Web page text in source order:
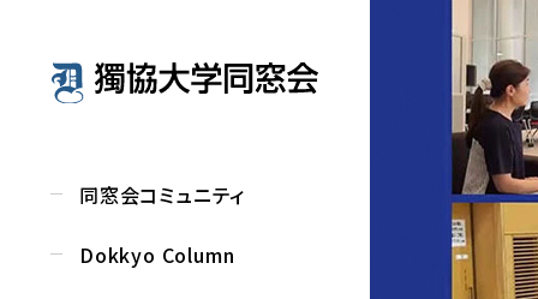
同窓会コミュニティ
Dokkyo Column